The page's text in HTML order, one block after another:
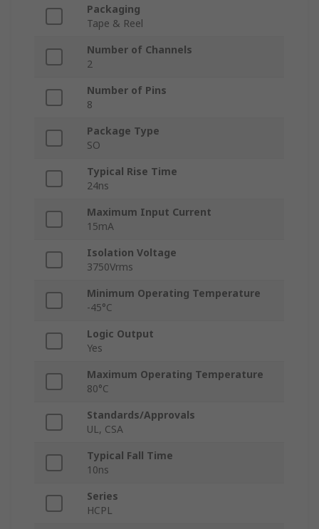
Packaging
Tape & Reel
Number of Channels
2
Number of Pins
8
Package Type
SO
Typical Rise Time
24ns
Maximum Input Current
15mA
Isolation Voltage
3750Vrms
Minimum Operating Temperature
-45°C
Logic Output
Yes
Maximum Operating Temperature
80°C
Standards/Approvals
UL, CSA
Typical Fall Time
10ns
Series
HCPL